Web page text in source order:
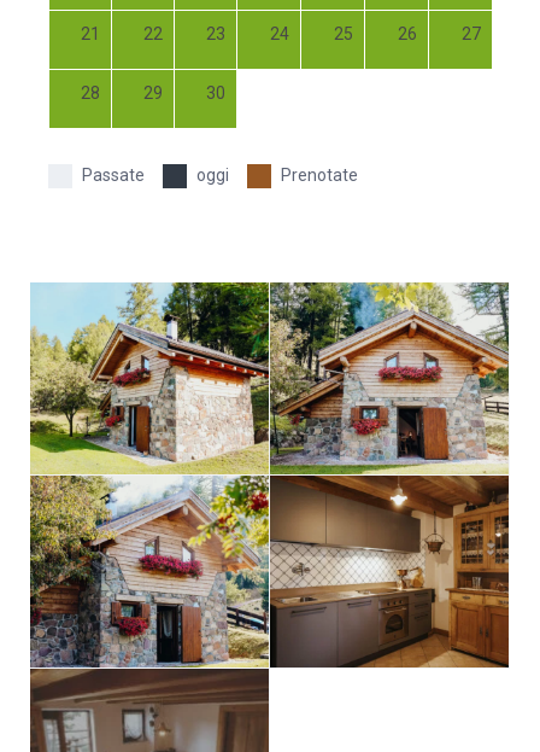
21 22 23 24 25 26 27
28 29 30
Passate oggi Prenotate